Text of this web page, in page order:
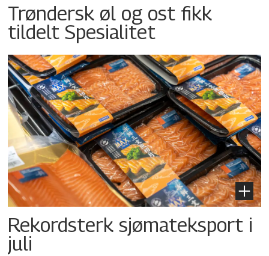
Trøndersk øl og ost fikk
tildelt Spesialitet
Rekordsterk sjømateksport i
juli